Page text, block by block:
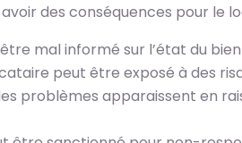
des conséquences pour le
mal informé sur l’état du
peut être exposé à des
problèmes apparaissent en